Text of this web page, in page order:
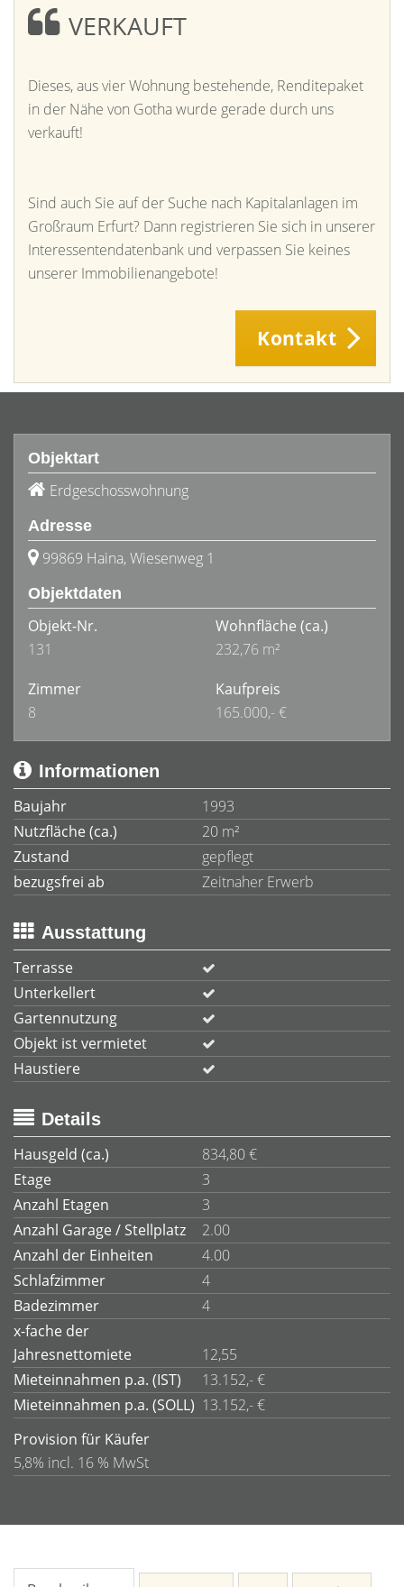
VERKAUFT
Dieses, aus vier Wohnung bestehende, Renditepaket
in der Nähe von Gotha wurde gerade durch uns
verkauft!
Sind auch Sie auf der Suche nach Kapitalanlagen im
Großraum Erfurt? Dann registrieren Sie sich in unserer
Interessentendatenbank und verpassen Sie keines
unserer Immobilienangebote!
Kontakt
Objektart
Erdgeschosswohnung
Adresse
99869 Haina, Wiesenweg 1
Objektdaten
Objekt-Nr.
131
Wohnfläche (ca.)
232,76 m²
Zimmer
8
Kaufpreis
165.000,- €
Informationen
Baujahr
1993
Nutzfläche (ca.)
20 m²
Zustand
gepflegt
bezugsfrei ab
Zeitnaher Erwerb
Ausstattung
Terrasse
Unterkellert
Gartennutzung
Objekt ist vermietet
Haustiere
Details
Hausgeld (ca.)
834,80 €
Etage
3
Anzahl Etagen
3
Anzahl Garage / Stellplatz
2.00
Anzahl der Einheiten
4.00
Schlafzimmer
4
Badezimmer
4
x-fache der
Jahresnettomiete
12,55
Mieteinnahmen p.a. (IST)
13.152,- €
Mieteinnahmen p.a. (SOLL) 13.152,- €
Provision für Käufer
5,8% incl. 16 % MwSt